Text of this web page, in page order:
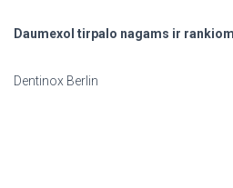
Daumexol tirpalo nagams ir
Dentinox Berlin